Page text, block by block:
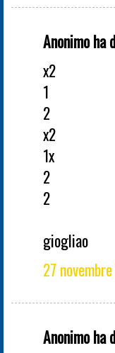
Anonimo ha
x2
1
2
x2
1x
2
2
giogliao
27
Anonimo ha